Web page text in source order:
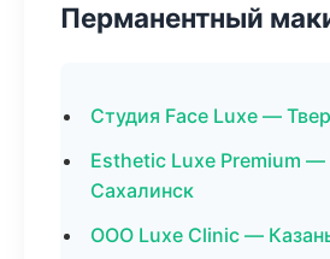
Перманентный
Студия Face Luxe —
Esthetic Luxe Premium
Сахалинск
ООО Luxe Clinic —